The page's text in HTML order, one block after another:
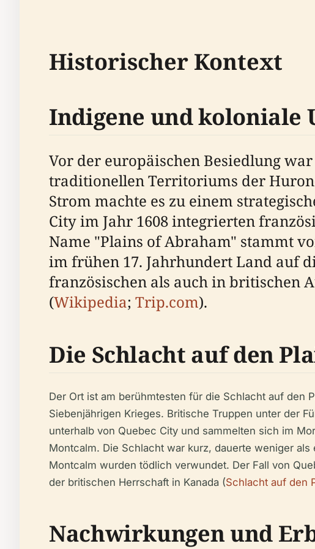
Historischer Kontext
Indigene und koloniale
Vor der europäischen Besiedlung
traditionellen Territoriums der
Strom machte es zu einem
City im Jahr 1608 integrierten
Name "Plains of Abraham" stammt
im frühen 17. Jahrhundert Land auf
französischen als auch in britischen
(Wikipedia; Trip.com).
Die Schlacht auf den
Der Ort ist am berühmtesten für die Schlacht auf den
Siebenjährigen Krieges. Britische Truppen unter der
unterhalb von Quebec City und sammelten sich im
Montcalm. Die Schlacht war kurz, dauerte weniger
Montcalm wurden tödlich verwundet. Der Fall von
der britischen Herrschaft in Kanada (Schlacht auf den
Nachwirkungen und